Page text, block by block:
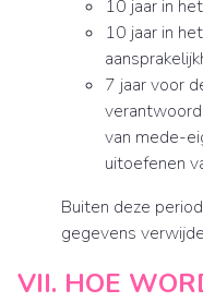
10 jaar in
10 jaar in
7 jaar voor
van mede-
uitoefenen
Buiten deze
gegevens
VII. HOE